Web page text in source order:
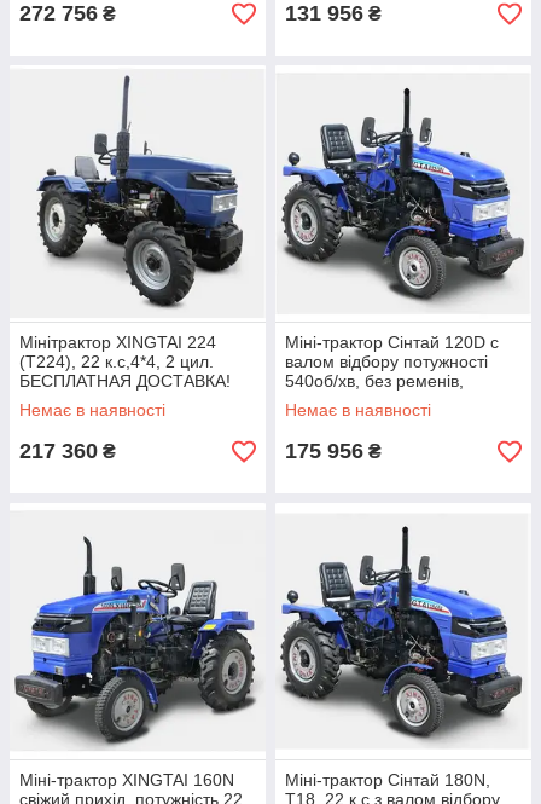
272 756 ₴ 131 956 ₴
Мінітрактор XINGTAI 224
(Т224), 22 к.с,4*4, 2 цил.
БЕСПЛАТНАЯ ДОСТАВКА!
Немає в наявності
217 360 ₴
Міні-трактор Сінтай 120D с
валом відбору потужності
540об/хв, без ременів,
тракторна КПП, найкращий
вибір
Немає в наявності
175 956 ₴
Міні-трактор XINGTAI 160N
свіжий прихід, потужність 22
Міні-трактор Сінтай 180N,
Т18, 22 к.с з валом відбору